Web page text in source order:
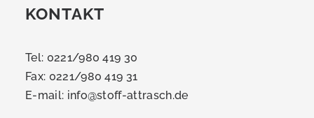
KONTAKT
Tel: 0221/980 419 30
Fax: 0221/980 419 31
E-mail: info@stoff-attrasch.de